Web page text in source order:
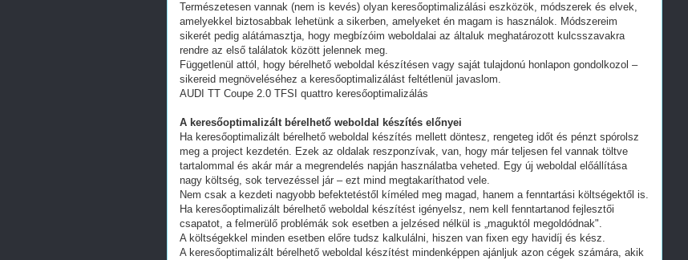
Természetesen vannak (nem is kevés) olyan keresőoptimalizálási eszközök, módszerek és elvek,
amelyekkel biztosabbak lehetünk a sikerben, amelyeket én magam is használok. Módszereim
sikerét pedig alátámasztja, hogy megbízóim weboldalai az általuk meghatározott kulcsszavakra
rendre az első találatok között jelennek meg.
Függetlenül attól, hogy bérelhető weboldal készítésen vagy saját tulajdonú honlapon gondolkozol –
sikereid megnöveléséhez a keresőoptimalizálást feltétlenül javaslom.
AUDI TT Coupe 2.0 TFSI quattro keresőoptimalizálás
A keresőoptimalizált bérelhető weboldal készítés előnyei
Ha keresőoptimalizált bérelhető weboldal készítés mellett döntesz, rengeteg időt és pénzt spórolsz
meg a project kezdetén. Ezek az oldalak reszponzívak, van, hogy már teljesen fel vannak töltve
tartalommal és akár már a megrendelés napján használatba veheted. Egy új weboldal előállítása
nagy költség, sok tervezéssel jár – ezt mind megtakaríthatod vele.
Nem csak a kezdeti nagyobb befektetéstől kíméled meg magad, hanem a fenntartási költségektől is.
Ha keresőoptimalizált bérelhető weboldal készítést igényelsz, nem kell fenntartanod fejlesztői
csapatot, a felmerülő problémák sok esetben a jelzésed nélkül is „maguktól megoldódnak".
A költségekkel minden esetben előre tudsz kalkulálni, hiszen van fixen egy havidíj és kész.
A keresőoptimalizált bérelhető weboldal készítést mindenképpen ajánljuk azon cégek számára, akik